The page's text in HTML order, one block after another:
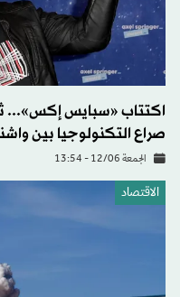
اكتتاب «سبايس إكس»...
صراع التكنولوجيا بين
الجمعة 12/06 - 13:54
الاقتصاد